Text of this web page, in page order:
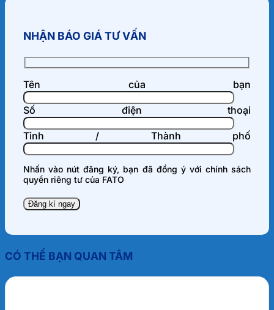
NHẬN BÁO GIÁ TƯ VẤN
Tên của bạn
Số điện thoại
Tỉnh / Thành phố
Nhấn vào nút đăng ký, bạn đã đồng ý với chính sách
quyền riêng tư của FATO
CÓ THỂ BẠN QUAN TÂM